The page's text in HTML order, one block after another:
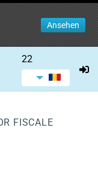
Ansehen
22
FISCALE